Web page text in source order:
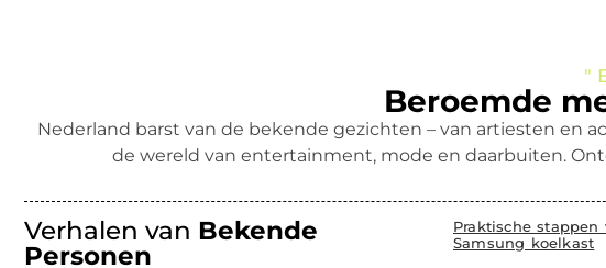
"
Beroemde
Nederland barst van de bekende gezichten – van artiesten en
de wereld van entertainment, mode en daarbuiten.
Verhalen van Bekende
Personen
Praktische
Samsung koelkast